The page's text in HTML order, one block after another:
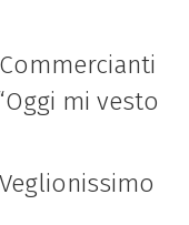
mi vesto